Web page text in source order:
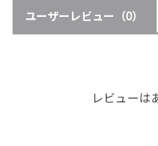
ユーザーレビュー （0）
レビューは